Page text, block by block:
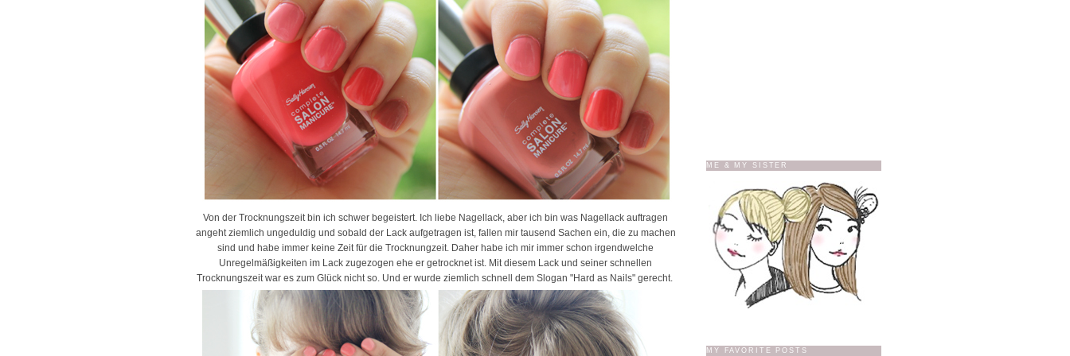
Von der Trocknungszeit bin ich schwer begeistert. Ich liebe Nagellack, aber ich bin was Nagellack auftragen
angeht ziemlich ungeduldig und sobald der Lack aufgetragen ist, fallen mir tausend Sachen ein, die zu machen
sind und habe immer keine Zeit für die Trocknungzeit. Daher habe ich mir immer schon irgendwelche
Unregelmäßigkeiten im Lack zugezogen ehe er getrocknet ist. Mit diesem Lack und seiner schnellen
Trocknungszeit war es zum Glück nicht so. Und er wurde ziemlich schnell dem Slogan "Hard as Nails" gerecht.
ME & MY SISTER
MY FAVORITE POSTS